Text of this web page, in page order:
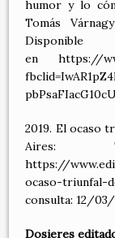
humor y lo
Tomás
Disponible
en https://
2019. El ocaso
Aires:
https://
ocaso-triunfal-
consulta: 12/
Dosieres